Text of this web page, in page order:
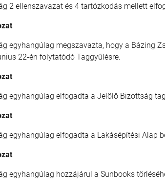
2 ellenszavazat és 4 tartózkodás mellett
egyhangúlag megszavazta, hogy a Bázing
22-én folytatódó Taggyűlésre.
egyhangúlag elfogadta a Jelölő Bizottság
egyhangúlag elfogadta a Lakásépítési Alap
egyhangúlag hozzájárul a Sunbooks